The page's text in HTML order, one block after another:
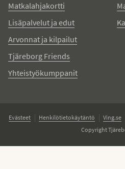
Matkalahjakortti
Lisäpalvelut ja edut
Arvonnat ja kilpailut
Tjäreborg Friends
Yhteistyökumppanit
Evästeet Henkilötietokäytäntö Ving.se
Copyright